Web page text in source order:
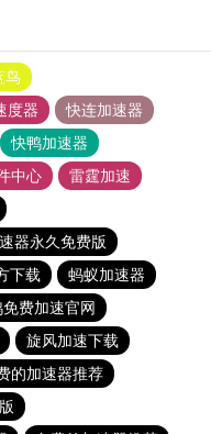
鸟
度器
快连加速器
快鸭加速器
中心
雷霆加速
器永久免费版
下载
蚂蚁加速器
费加速官网
旋风加速下载
的加速器推荐